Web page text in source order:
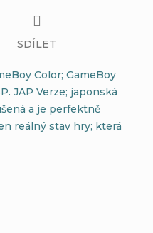
Color; GameBoy
JAP Verze; japonská
a je perfektně
reálný stav hry; která
SDÍLET